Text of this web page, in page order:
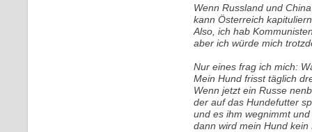
Wenn Russland und
kann Österreich
Also, ich hab
aber ich würde mich
Nur eines frag ich mich:
Mein Hund frisst täglich
Wenn jetzt ein Russe
der auf das Hundefutter
und es ihm wegnimmt
dann wird mein Hund kein